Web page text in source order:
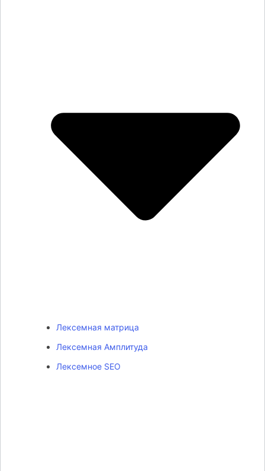
Лексемная матрица
Лексемная Амплитуда
Лексемное SEO